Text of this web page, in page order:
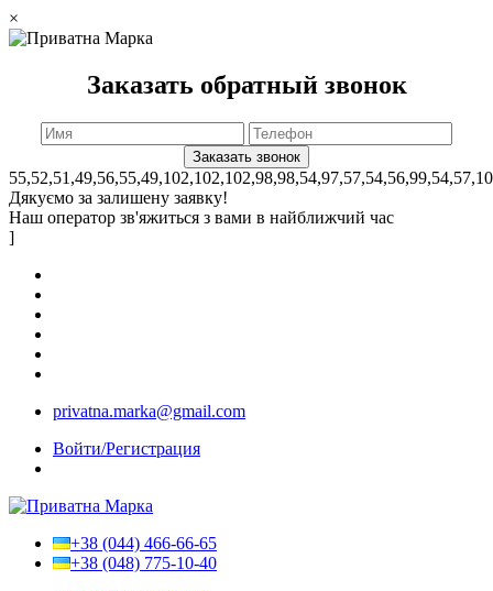
×
Заказать обратный звонок
Дякуємо за залишену заявку!
Наш оператор зв'яжиться з вами в найближчий час
]
privatna.marka@gmail.com
Войти/Регистрация
+38 (044) 466-66-65
+38 (048) 775-10-40